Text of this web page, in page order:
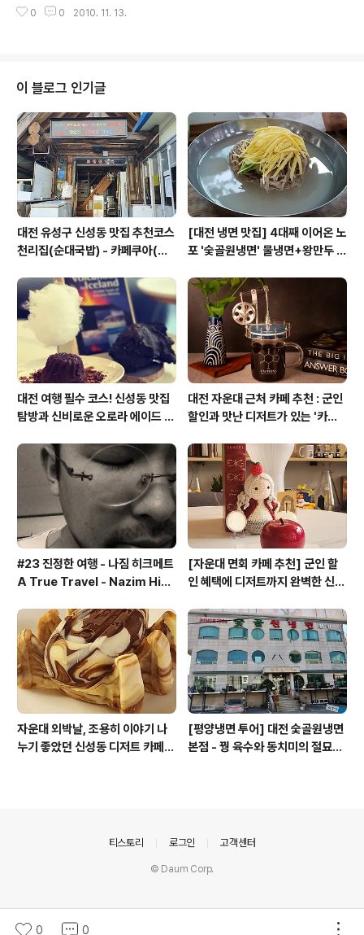
머리를 맞대어 사업아이템에 대해 고민하고, 다양한 툴을
하고 있는 우선군) (사진 : 요즘 사업아이템의 대세는 소셜
엔터프라이즈) 너도나도 다 착한기업, 좋은기업에 대한 고
민을 하기 시작한 것 같다. 거의 절반 정도는 사회적 기업을
지향하는 것 같다. 그런데, 나는 많은 사람들이 이 점은 알
아주었으면 한다. 굳이 사회적기업을 하지 않아도, 기업을
영..
0 0 2010. 11. 13.
이 블로그 인기글
대전 유성구 신성동 맛집 추천코스
천리집(순대국밥) - 카페쿠아(커
[대전 냉면 맛집] 4대째 이어온 노
포 '숯골원냉면' 물냉면+왕만두 조
대전 여행 필수 코스! 신성동 맛집
탐방과 신비로운 오로라 에이드 체
대전 자운대 근처 카페 추천 : 군인
할인과 맛난 디저트가 있는 '카페
#23 진정한 여행 - 나짐 히크메트
A True Travel - Nazim Hik
[자운대 면회 카페 추천] 군인 할
인 혜택에 디저트까지 완벽한 신성
자운대 외박날, 조용히 이야기 나
누기 좋았던 신성동 디저트 카페
[평양냉면 투어] 대전 숯골원냉면
본점 - 꿩 육수와 동치미의 절묘한
0 0
티스토리 로그인 고객센터
© Daum Corp.